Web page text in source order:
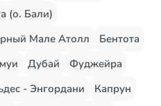
(о. Бали)
Мале Атолл
Бентота
Дубай
Фуджейра
- Энгордани
Капрун